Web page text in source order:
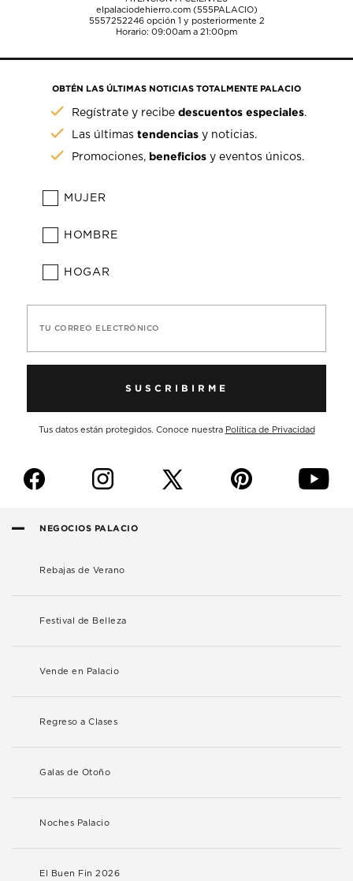
elpalaciodehierro.com (555PALACIO)
5557252246opción 1 y posteriormente 2
Horario: 09:00am a 21:00pm
OBTÉN LAS ÚLTIMAS NOTICIAS TOTALMENTE PALACIO
Regístrate y recibedescuentos especiales.
Las últimastendencias y noticias.
Promociones, beneficios y eventos únicos.
MUJER
HOMBRE
HOGAR
TU CORREO ELECTRÓNICO
SUSCRIBIRME
Tus datos están protegidos. Conoce nuestra Política de Privacidad
f i p y
NEGOCIOS PALACIO
Rebajas de Verano
Festival de Belleza
Vende en Palacio
Regreso a Clases
Galas de Otoño
Noches Palacio
El Buen Fin 2026